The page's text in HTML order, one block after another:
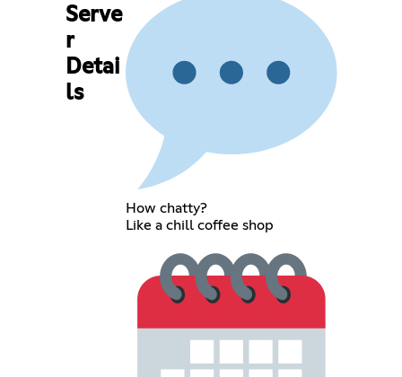
Serve
r
Detai
ls
How chatty?
Like a chill coffee shop